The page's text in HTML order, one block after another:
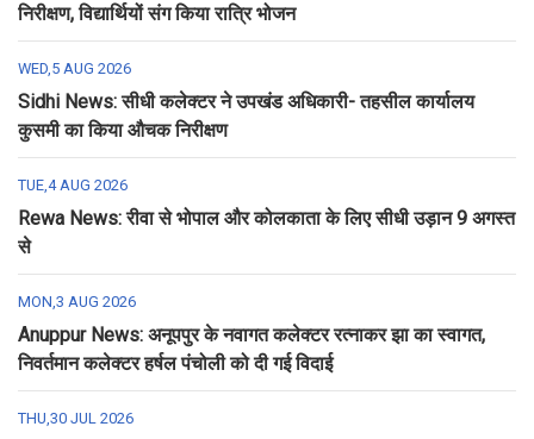
निरीक्षण, विद्यार्थियों संग किया रात्रि भोजन
WED,5 AUG 2026
Sidhi News: सीधी कलेक्टर ने उपखंड अधिकारी- तहसील कार्यालय
कुसमी का किया औचक निरीक्षण
TUE,4 AUG 2026
Rewa News: रीवा से भोपाल और कोलकाता के लिए सीधी उड़ान 9 अगस्त
से
MON,3 AUG 2026
Anuppur News: अनूपपुर के नवागत कलेक्टर रत्नाकर झा का स्वागत,
निवर्तमान कलेक्टर हर्षल पंचोली को दी गई विदाई
THU,30 JUL 2026